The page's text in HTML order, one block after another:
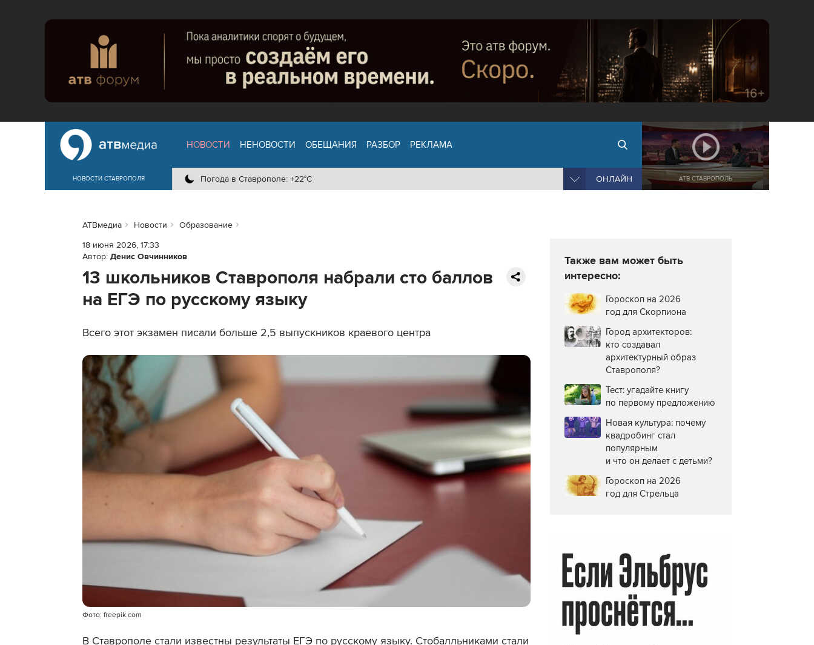
НОВОСТИ СТАВРОПОЛЯ
НОВОСТИ НЕНОВОСТИ ОБЕЩАНИЯ РАЗБОР РЕКЛАМА
Погода в Ставрополе: +22°C ОНЛАЙН АТВ СТАВРОПОЛЬ
АТВмедиа Новости
Образование
18 июня 2026, 17:33
Автор: Денис Овчинников
13 школьников Ставрополя набрали сто баллов
на ЕГЭ по русскому языку
Всего этот экзамен писали больше 2,5 выпускников краевого центра
Фото: freepik.com
В Ставрополе стали известны результаты ЕГЭ по русскому языку. Стобалльниками стали
Также вам может быть
интересно:
Гороскоп на 2026
год для Скорпиона
Город архитекторов:
кто создавал
архитектурный образ
Ставрополя?
Тест: угадайте книгу
по первому предложению
Новая культура: почему
квадробинг стал
популярным
и что он делает с детьми?
Гороскоп на 2026
год для Стрельца